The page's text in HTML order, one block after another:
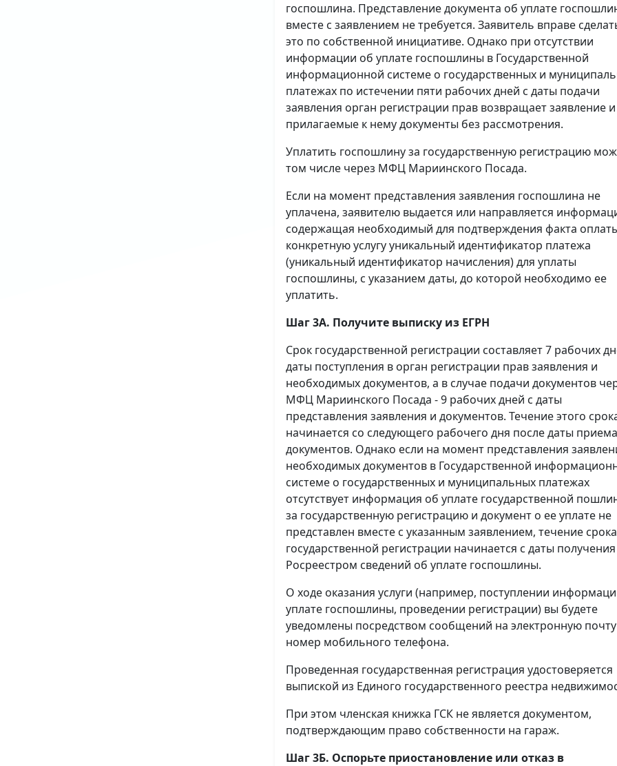
госпошлина. Представление документа об уплате
вместе с заявлением не требуется. Заявитель вправе
это по собственной инициативе. Однако при отсутствии
информации об уплате госпошлины в Государственной
информационной системе о государственных и
платежах по истечении пяти рабочих дней с даты подачи
заявления орган регистрации прав возвращает заявление и
прилагаемые к нему документы без рассмотрения.
Уплатить госпошлину за государственную регистрацию
том числе через МФЦ Мариинского Посада.
Если на момент представления заявления госпошлина не
уплачена, заявителю выдается или направляется
содержащая необходимый для подтверждения факта
конкретную услугу уникальный идентификатор платежа
(уникальный идентификатор начисления) для уплаты
госпошлины, с указанием даты, до которой необходимо ее
уплатить.
Шаг 3А. Получите выписку из ЕГРН
Срок государственной регистрации составляет 7 рабочих
даты поступления в орган регистрации прав заявления и
необходимых документов, а в случае подачи документов
МФЦ Мариинского Посада - 9 рабочих дней с даты
представления заявления и документов. Течение этого
начинается со следующего рабочего дня после даты приема
документов. Однако если на момент представления
необходимых документов в Государственной
системе о государственных и муниципальных платежах
отсутствует информация об уплате государственной
за государственную регистрацию и документ о ее уплате не
представлен вместе с указанным заявлением, течение срока
государственной регистрации начинается с даты получения
Росреестром сведений об уплате госпошлины.
О ходе оказания услуги (например, поступлении
уплате госпошлины, проведении регистрации) вы будете
уведомлены посредством сообщений на электронную
номер мобильного телефона.
Проведенная государственная регистрация удостоверяется
выпиской из Единого государственного реестра
При этом членская книжка ГСК не является документом,
подтверждающим право собственности на гараж.
Шаг 3Б. Оспорьте приостановление или отказ в